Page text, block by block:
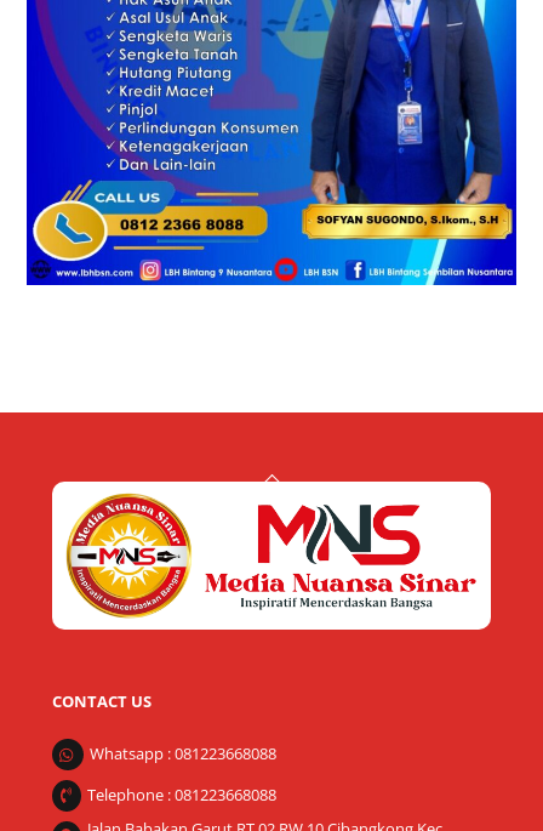
Back
Top
CONTACT US
Whatsapp : 081223668088
Telephone : 081223668088